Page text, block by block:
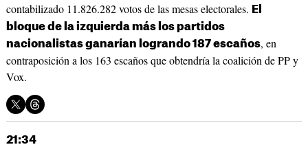
contabilizado 11.826.282 votos de las mesas electorales. El
bloque de la izquierda más los partidos
nacionalistas ganarían logrando 187 escaños, en
contraposición a los 163 escaños que obtendría la coalición de PP y
Vox.
21:34